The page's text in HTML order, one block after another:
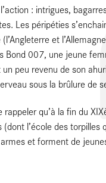
: intrigues,
Les péripéties
et
Bond 007, une jeune
peu revenu de son
sous la brûlure de
qu’à la fin du
l’école des torpilles
et forment de